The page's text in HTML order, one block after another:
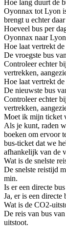
Hoe lang duurt de
Oyonnax tot Lyon
brengt u echter
Hoeveel bus per
Oyonnax naar
Hoe laat vertrekt
De vroegste bus
Controleer echter
vertrekken,
Hoe laat vertrekt
De nieuwste bus
Controleer echter
vertrekken,
Moet ik mijn ticket
Als je kunt, raden
boeken om ervoor
bus-ticket dat we
afhankelijk van de
Wat is de snelste
De snelste reistijd
min.
Is er een directe
Ja, er is een
Wat is de CO2-
De reis van bus
uitstoot.